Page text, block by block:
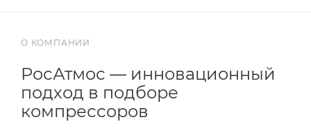
О КОМПАНИИ
РосАтмос — инновационный
подход в подборе
компрессоров